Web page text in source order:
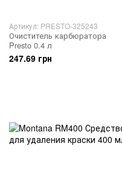
Артикул: PRESTO-325243
Очиститель карбюратора
Presto 0.4 л
247.69 грн